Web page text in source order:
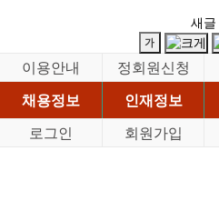
새글
이용안내 정회원신청
채용정보
인재정보
로그인
회원가입